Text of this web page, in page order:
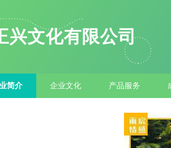
兴文化有限公司
简介 企业文化 产品服务